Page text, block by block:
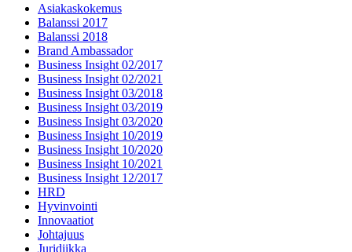
Asiakaskokemus
Balanssi 2017
Balanssi 2018
Brand Ambassador
Business Insight 02/2017
Business Insight 02/2021
Business Insight 03/2018
Business Insight 03/2019
Business Insight 03/2020
Business Insight 10/2019
Business Insight 10/2020
Business Insight 10/2021
Business Insight 12/2017
HRD
Hyvinvointi
Innovaatiot
Johtajuus
Juridiikka